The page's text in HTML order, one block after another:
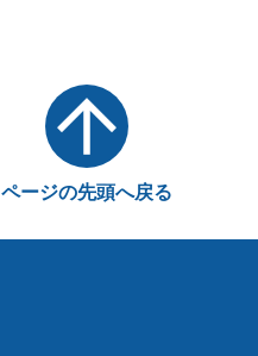
ページの先頭へ戻る